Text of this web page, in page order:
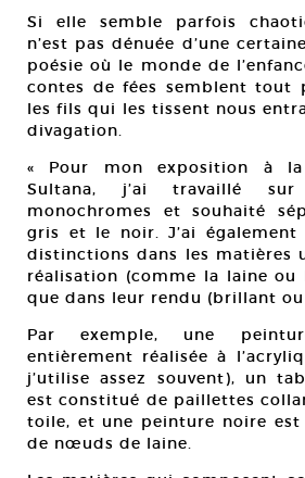
Si elle semble parfois
n’est pas dénuée d’une
poésie où le monde de
contes de fées semblent tout
les fils qui les tissent nous
divagation.
« Pour mon exposition à la
Sultana, j’ai travaillé
monochromes et souhaité
gris et le noir. J’ai également
distinctions dans les matières
réalisation (comme la laine ou
que dans leur rendu (brillant
Par exemple, une
entièrement réalisée à
j’utilise assez souvent), un
est constitué de paillettes
toile, et une peinture noire
de nœuds de laine.